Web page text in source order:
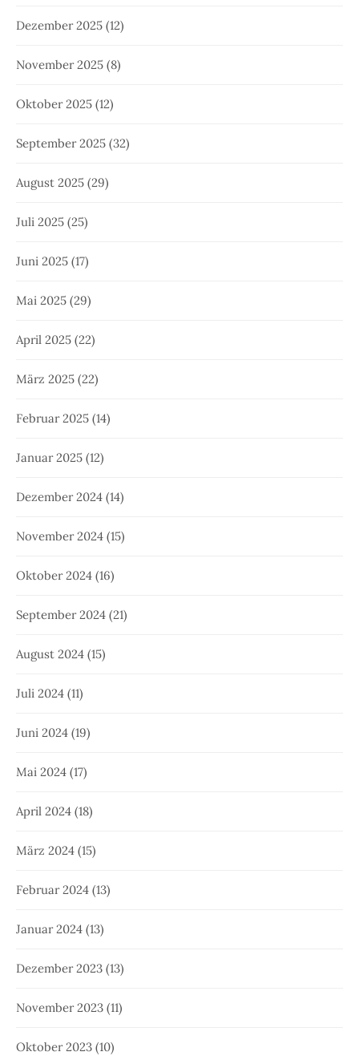
Dezember 2025 (12)
November 2025 (8)
Oktober 2025 (12)
September 2025 (32)
August 2025 (29)
Juli 2025 (25)
Juni 2025 (17)
Mai 2025 (29)
April 2025 (22)
März 2025 (22)
Februar 2025 (14)
Januar 2025 (12)
Dezember 2024 (14)
November 2024 (15)
Oktober 2024 (16)
September 2024 (21)
August 2024 (15)
Juli 2024 (11)
Juni 2024 (19)
Mai 2024 (17)
April 2024 (18)
März 2024 (15)
Februar 2024 (13)
Januar 2024 (13)
Dezember 2023 (13)
November 2023 (11)
Oktober 2023 (10)